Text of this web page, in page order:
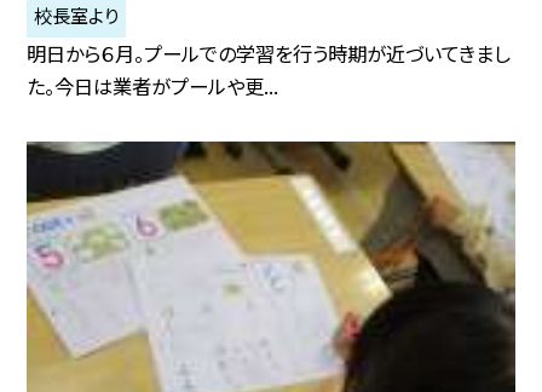
校長室より
明日から６月。プールでの学習を行う時期が近づいてきまし
た。今日は業者がプールや更...